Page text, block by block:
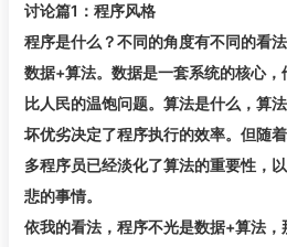
讨论篇1：程序风格
程序是什么？不同的角度有不同的看
数据+算法。数据是一套系统的核心
比人民的温饱问题。算法是什么，算
坏优劣决定了程序执行的效率。但随
多程序员已经淡化了算法的重要性，
悲的事情。
依我的看法，程序不光是数据+算法